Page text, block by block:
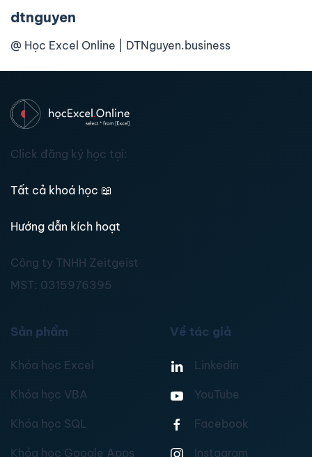
dtnguyen
@ Học Excel Online | DTNguyen.business
Click đăng ký học tại:
Tất cả khoá học 📖
Hướng dẫn kích hoạt
Công ty TNHH Zeitgeist
MST: 0315976395
Sản phẩm
Khóa học Excel
Khóa học VBA
Khóa học SQL
Khóa học Google Apps
Về tác giả
Linkedin
YouTube
Facebook
Instagram